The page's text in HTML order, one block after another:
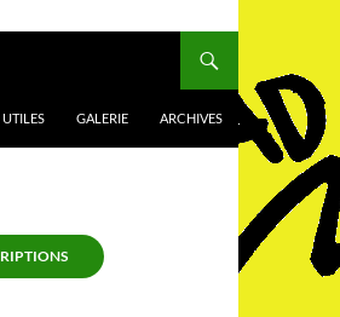
UTILES GALERIE ARCHIVES